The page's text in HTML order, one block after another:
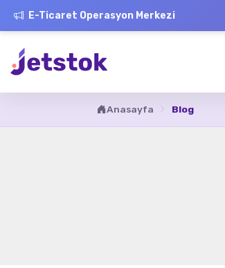
E-Ticaret Operasyon Merkezi
Anasayfa Blog